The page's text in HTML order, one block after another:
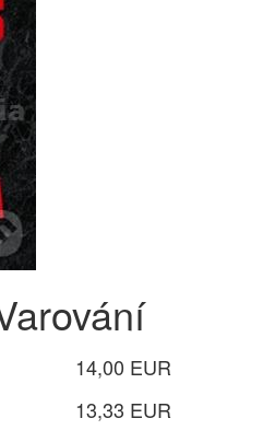
14,00 EUR
13,33 EUR